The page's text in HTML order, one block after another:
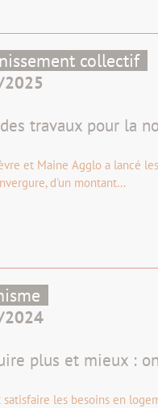
collectif
travaux pour la
et Maine Agglo a lancé
d'un montant…
plus et mieux :
satisfaire les besoins en